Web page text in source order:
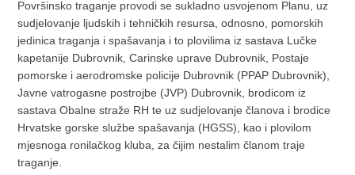
Površinsko traganje provodi se sukladno usvojenom Planu, uz
sudjelovanje ljudskih i tehničkih resursa, odnosno, pomorskih
jedinica traganja i spašavanja i to plovilima iz sastava Lučke
kapetanije Dubrovnik, Carinske uprave Dubrovnik, Postaje
pomorske i aerodromske policije Dubrovnik (PPAP Dubrovnik),
Javne vatrogasne postrojbe (JVP) Dubrovnik, brodicom iz
sastava Obalne straže RH te uz sudjelovanje članova i brodice
Hrvatske gorske službe spašavanja (HGSS), kao i plovilom
mjesnoga ronilačkog kluba, za čijim nestalim članom traje
traganje.